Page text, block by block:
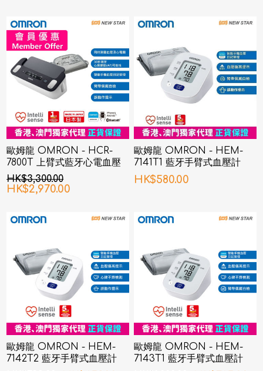
歐姆龍 OMRON - HCR-
7800T 上臂式藍牙心電血壓
計
HK$3,300.00
HK$2,970.00
歐姆龍 OMRON - HEM-
7141T1 藍牙手臂式血壓計
HK$580.00
歐姆龍 OMRON - HEM-
7142T2 藍牙手臂式血壓計
歐姆龍 OMRON - HEM-
7143T1 藍牙手臂式血壓計